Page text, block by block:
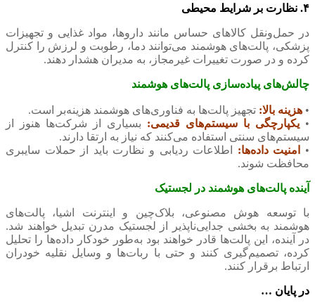
۴. نظارت بر شرایط محیطی
در حمل‌ونقل کالاهای حساس مانند داروها، مواد غذایی و تجهیزات
پزشکی، پالت‌های هوشمند می‌توانند دما، رطوبت و لرزش را کنترل
کرده و در صورت تغییرات غیرمجاز، به مدیران هشدار دهند.
چالش‌های پیاده‌سازی پالت‌های هوشمند
• هزینه بالا: تجهیز پالت‌ها به فناوری‌های هوشمند هزینه‌بر است.
• یکپارچگی با سیستم‌های قدیمی: بسیاری از شرکت‌ها هنوز از
سیستم‌های سنتی استفاده می‌کنند که نیاز به ارتقا دارند.
•
امنیت داده‌ها: اطلاعات ردیابی و نظارت باید از حملات سایبری
محافظت شوند.
آینده پالت‌های هوشمند در لجستیک
با توسعه هوش مصنوعی، بلاک‌چین و اینترنت اشیا، پالت‌های
هوشمند به بخشی جدایی‌ناپذیر از لجستیک مدرن تبدیل خواهند شد.
در آینده، این پالت‌ها قادر خواهند بود به‌طور خودکار داده‌ها را تحلیل
کرده، تصمیم‌گیری کنند و حتی با ربات‌ها و وسایل نقلیه خودران
ارتباط برقرار کنند.
در پایان …